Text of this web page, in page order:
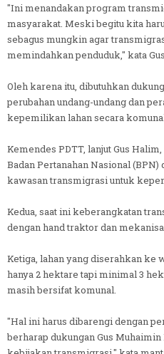
"Ini menandakan program
masyarakat. Meski begitu kita
sebagus mungkin agar
memindahkan penduduk," kata
Oleh karena itu, dibutuhkan
perubahan undang-undang dan
kepemilikan lahan secara
Kemendes PDTT, lanjut Gus
Badan Pertanahan Nasional
kawasan transmigrasi untuk
Kedua, saat ini keberangkatan
dengan hand traktor dan
Ketiga, lahan yang diserahkan ke
hanya 2 hektare tapi minimal 3
masih bersifat komunal.
"Hal ini harus dibarengi dengan
berharap dukungan Gus